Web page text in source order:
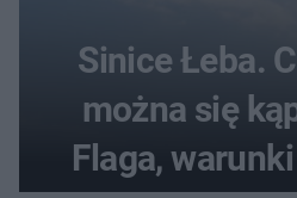
Sinice Łeba.
można się
Flaga,